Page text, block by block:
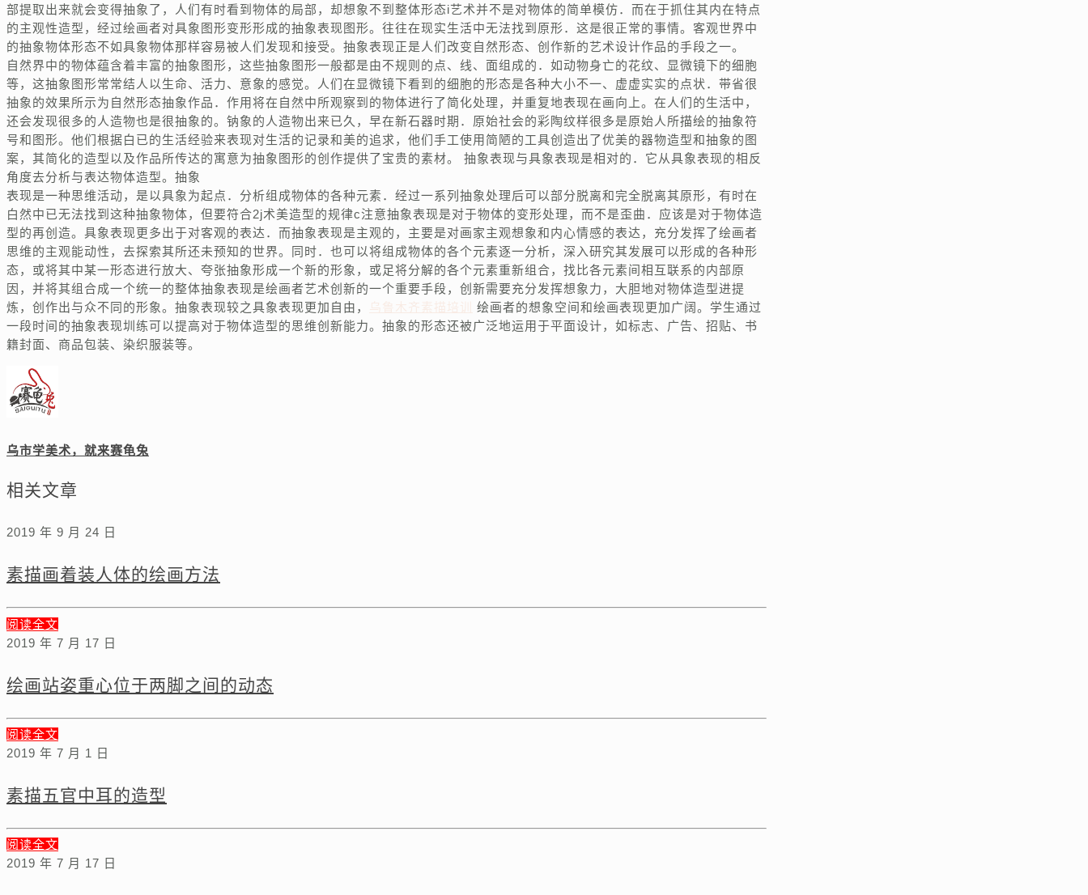
部提取出来就会变得抽象了，人们有时看到物体的局部，却想象不到整体形态i艺术并不是对物体的简单模仿．而在于抓住其内在特点
的主观性造型，经过绘画者对具象图形变形形成的抽象表现图形。往往在现实生活中无法找到原形．这是很正常的事情。客观世界中
的抽象物体形态不如具象物体那样容易被人们发现和接受。抽象表现正是人们改变自然形态、创作新的艺术设计作品的手段之一。
自然界中的物体蕴含着丰富的抽象图形，这些抽象图形一般都是由不规则的点、线、面组成的．如动物身亡的花纹、显微镜下的细胞
等，这抽象图形常常结人以生命、活力、意象的感觉。人们在显微镜下看到的细胞的形态是各种大小不一、虚虚实实的点状．带省很
抽象的效果所示为自然形态抽象作品．作用将在自然中所观察到的物体进行了简化处理，并重复地表现在画向上。在人们的生活中，
还会发现很多的人造物也是很抽象的。钠象的人造物出来已久，早在新石器时期．原始社会的彩陶纹样很多是原始人所描绘的抽象符
号和图形。他们根据白已的生活经验来表现对生活的记录和美的追求，他们手工使用简陋的工具创造出了优美的器物造型和抽象的图
案，其简化的造型以及作品所传达的寓意为抽象图形的创作提供了宝贵的素材。 抽象表现与具象表现是相对的．它从具象表现的相反
角度去分析与表达物体造型。抽象
表现是一种思维活动，是以具象为起点．分析组成物体的各种元素．经过一系列抽象处理后可以部分脱离和完全脱离其原形，有时在
白然中已无法找到这种抽象物体，但要符合2j术美造型的规律c注意抽象表现是对于物体的变形处理，而不是歪曲．应该是对于物体造
型的再创造。具象表现更多出于对客观的表达．而抽象表现是主观的，主要是对画家主观想象和内心情感的表达，充分发挥了绘画者
思维的主观能动性，去探索其所还未预知的世界。同时．也可以将组成物体的各个元素逐一分析，深入研究其发展可以形成的各种形
态，或将其中某一形态进行放大、夸张抽象形成一个新的形象，或足将分解的各个元素重新组合，找比各元素间相互联系的内部原
因，并将其组合成一个统一的整体抽象表现是绘画者艺术创新的一个重要手段，创新需要充分发挥想象力，大胆地对物体造型进提
炼，创作出与众不同的形象。抽象表现较之具象表现更加自由， 乌鲁木齐素描培训
绘画者的想象空间和绘画表现更加广阔。学生通过
一段时间的抽象表现圳练可以提高对于物体造型的思维创新能力。抽象的形态还被广泛地运用于平面设计，如标志、广告、招贴、书
籍封面、商品包装、染织服装等。
乌市学美术，就来赛龟兔
相关文章
2019 年 9 月 24 日
素描画着装人体的绘画方法
阅读全文
2019 年 7 月 17 日
绘画站姿重心位于两脚之间的动态
阅读全文
2019 年 7 月 1 日
素描五官中耳的造型
阅读全文
2019 年 7 月 17 日